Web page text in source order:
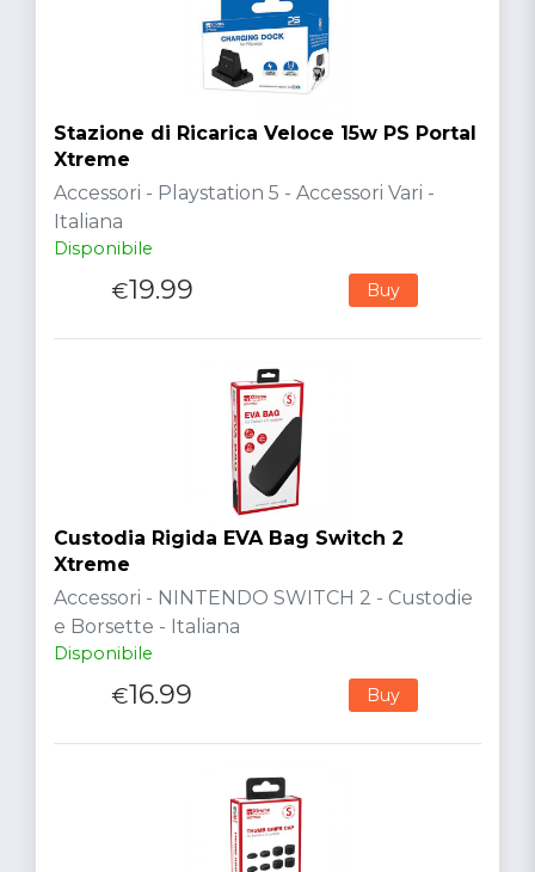
Stazione di Ricarica Veloce 15w PS Portal
Xtreme
Accessori - Playstation 5 - Accessori Vari -
Italiana
Disponibile
€19.99 Buy
Custodia Rigida EVA Bag Switch 2
Xtreme
Accessori - NINTENDO SWITCH 2 - Custodie
e Borsette - Italiana
Disponibile
€16.99 Buy